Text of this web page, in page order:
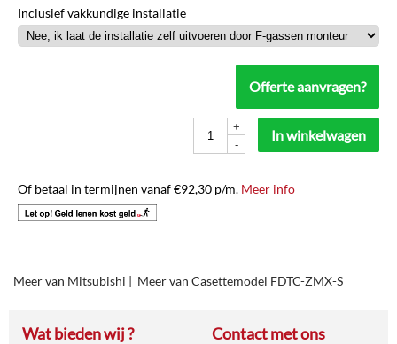
Inclusief vakkundige installatie
Offerte aanvragen?
+
-
In winkelwagen
Of betaal in termijnen vanaf€92,30 p/m. Meer info
Meer van Mitsubishi | Meer van Casettemodel FDTC-ZMX-S
Wat bieden wij ?
Contact met ons